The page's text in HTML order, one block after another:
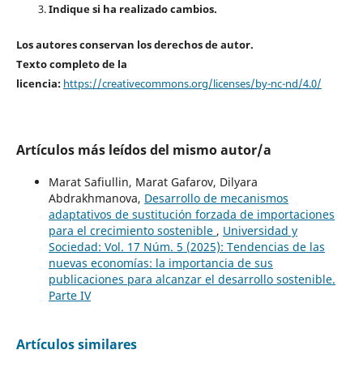
Indique si ha realizado cambios.
Los autores conservan los derechos de autor.
Texto completo de la
licencia: https://creativecommons.org/licenses/by-nc-nd/4.0/
Artículos más leídos del mismo autor/a
Marat Safiullin, Marat Gafarov, Dilyara
Abdrakhmanova, Desarrollo de mecanismos
adaptativos de sustitución forzada de importaciones
para el crecimiento sostenible , Universidad y
Sociedad: Vol. 17 Núm. 5 (2025): Tendencias de las
nuevas economías: la importancia de sus
publicaciones para alcanzar el desarrollo sostenible.
Parte IV
Artículos similares